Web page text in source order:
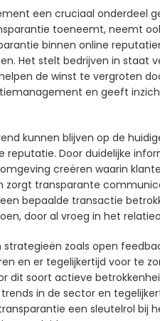
een cruciaal onderdeel
toeneemt, neemt
binnen online
Het stelt bedrijven in staat
de winst te vergroten
en geeft
kunnen blijven op de
Door duidelijke
creëren waarin
transparante
bepaalde transactie
door al vroeg in het
zoals open
en er tegelijkertijd voor te
dit soort actieve
in de sector en
een sleutelrol bij